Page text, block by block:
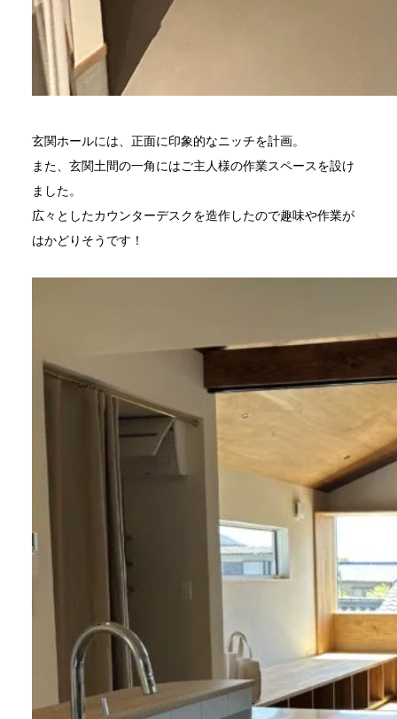
玄関ホールには、正面に印象的なニッチを計画。
また、玄関土間の一角にはご主人様の作業スペースを設け
ました。
広々としたカウンターデスクを造作したので趣味や作業が
はかどりそうです！